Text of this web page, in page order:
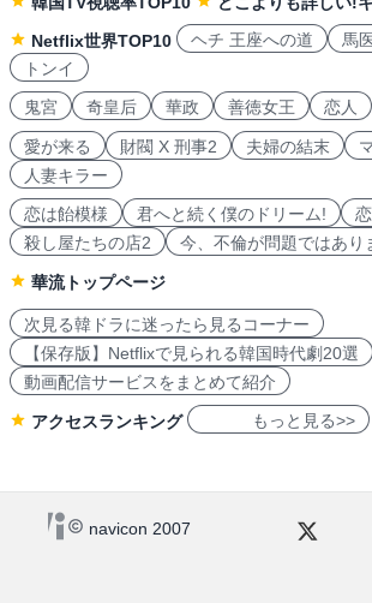
Netflix世界TOP10
ヘチ 王座への道 馬
トンイ
鬼宮
奇皇后 華政 善徳女王 恋人
愛が来る 財閥 X 刑事2 夫婦の結末
人妻キラー
恋は飴模様
君へと続く僕のドリーム!
殺し屋たちの店2
今、不倫が問題ではあり
華流トップページ
次見る韓ドラに迷ったら見るコーナー
【保存版】Netflixで見られる韓国時代劇20選
動画配信サービスをまとめて紹介
アクセスランキング もっと見る>>
navicon 2007